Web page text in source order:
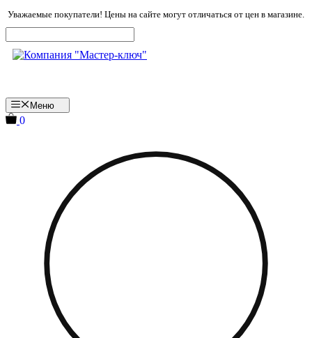
Перейти
к
содержимому
Уважаемые покупатели! Цены на сайте могут отличаться от цен в магазине.
Меню
0